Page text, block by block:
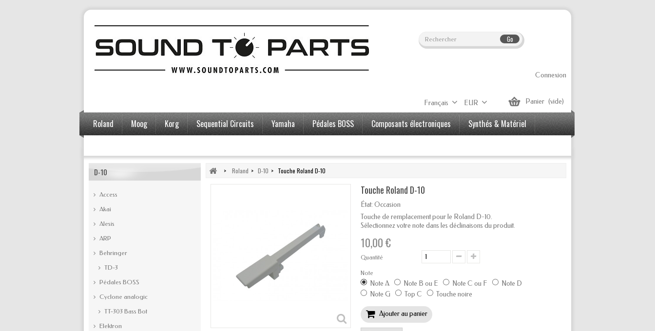
Go
Connexion
Panier (vide)
EUR
Français
Roland Moog Korg Sequential Circuits Yamaha Pédales BOSS Composants électroniques
Synthés & Matériel
D-10
Access
Akai
Alesis
ARP
Behringer
TD-3
Pédales BOSS
Cyclone analogic
TT-303 Bass Bot
Elektron
> Roland > D-10 > Touche Roland D-10
Touche Roland D-10
État: Occasion
Touche de remplacement pour le Roland D-10.
Sélectionnez votre note dans les déclinaisons du produit.
10,00 €
Quantité
Note
Note A Note B ou E Note C ou F
Note D
Note G
Top C Touche noire
Ajouter au panier